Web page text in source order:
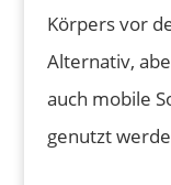
Körpers vor
Alternativ,
auch mobile
genutzt